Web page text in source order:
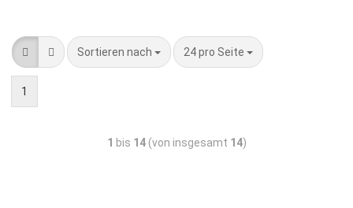
Sortieren nach 24 pro Seite
1
1 bis 14(von insgesamt 14)